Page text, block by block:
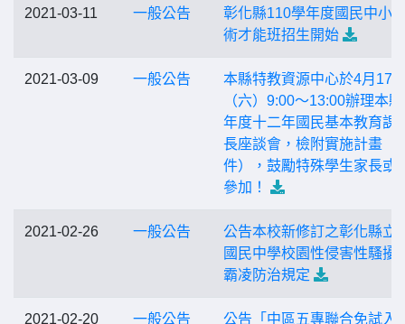
2021-03-11 一般公告
彰化縣110學年度國民中小
術才能班招生開始
2021-03-09 一般公告
本縣特教資源中心於4月17
（六）9:00～13:00辦理本
年度十二年國民基本教育課
長座談會，檢附實施計畫（
件），鼓勵特殊學生家長或
參加！
2021-02-26 一般公告
公告本校新修訂之彰化縣立
國民中學校園性侵害性騷擾
霸凌防治規定
2021-02-20 一般公告
公告「中區五專聯合免試入